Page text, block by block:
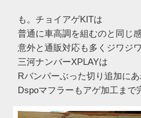
も。チョイアゲKITは
普通に車高調を組むのと同じ
意外と通販対応も多くジワジ
三河ナンバーXPLAYは
Rバンパーぶった切り追加に
Dspoマフラーもアゲ加工まで